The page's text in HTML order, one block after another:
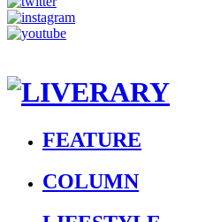
FEATURE
COLUMN